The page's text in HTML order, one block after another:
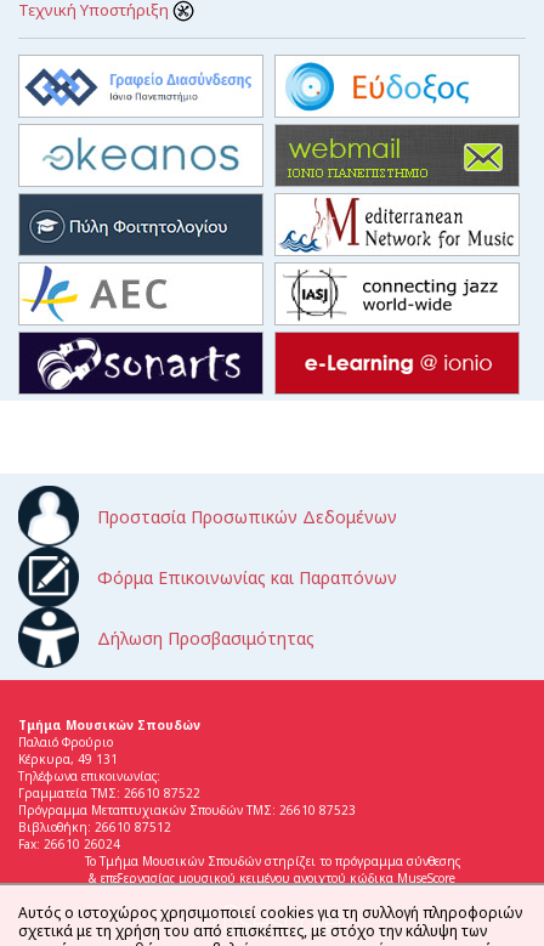
Τεχνική Υποστήριξη
Προστασία Προσωπικών Δεδομένων
Φόρμα Επικοινωνίας και Παραπόνων
Δήλωση Προσβασιμότητας
Τμήμα Μουσικών Σπουδών
Παλαιό Φρούριο
Κέρκυρα, 49 131
Τηλέφωνα επικοινωνίας:
Γραμματεία ΤΜΣ: 26610 87522
Πρόγραμμα Μεταπτυχιακών Σπουδών ΤΜΣ: 26610 87523
Βιβλιοθήκη: 26610 87512
Fax: 26610 26024
Το Τμήμα Μουσικών Σπουδών στηρίζει το πρόγραμμα σύνθεσης
& επεξεργασίας μουσικού κειμένου ανοιχτού κώδικα MuseScore
Αυτός ο ιστοχώρος χρησιμοποιεί cookies για τη συλλογή πληροφοριών
σχετικά με τη χρήση του από επισκέπτες, με στόχο την κάλυψη των